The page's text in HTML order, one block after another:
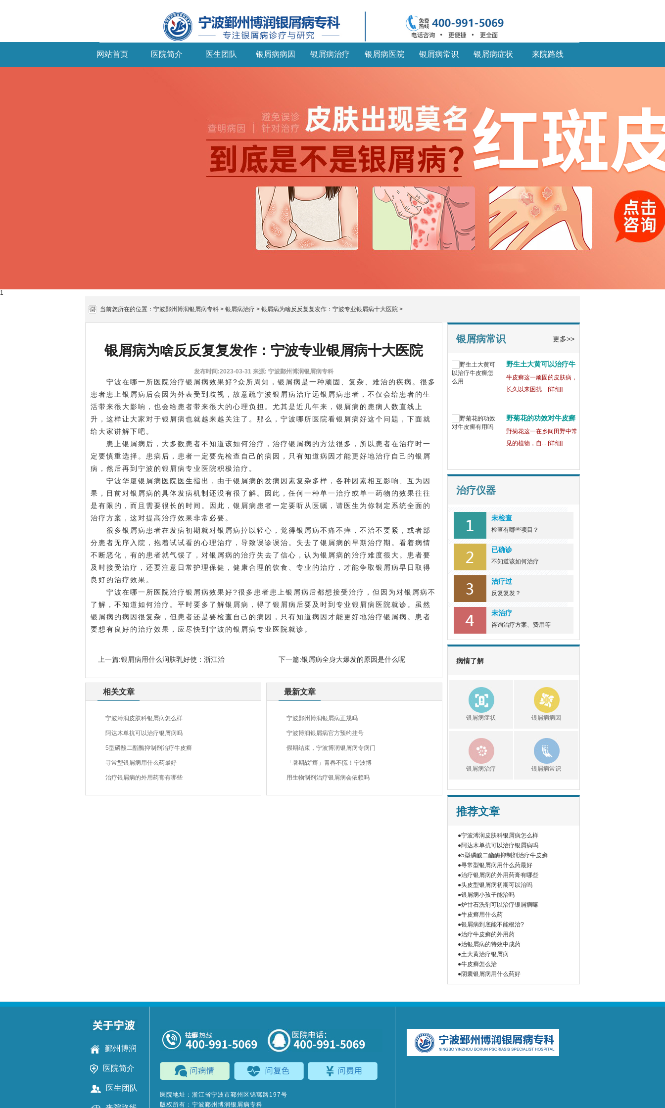
网站首页 医院简介 医生团队 银屑病病因 银屑病治疗 银屑病医院 银屑病常识 银屑病症状 来院路线
1
当前您所在的位置： 宁波鄞州博润银屑病专科 > 银屑病治疗 > 银屑病为啥反反复复发作：宁波专业银屑病十大医院 >
银屑病为啥反反复复发作：宁波专业银屑病十大医院
发布时间:2023-03-31 来源: 宁波鄞州博润银屑病专科
宁波在哪一所医院治疗银屑病效果好?众所周知，银屑病是一种顽固、复杂、难治的疾病。很多
患者患上银屑病后会因为外表受到歧视，故意疏宁波银屑病治疗远银屑病患者，不仅会给患者的生
活带来很大影响，也会给患者带来很大的心理负担。尤其是近几年来，银屑病的患病人数直线上
升，这样让大家对于银屑病也就越来越关注了。那么，宁波哪所医院看银屑病好这个问题，下面就
给大家讲解下吧。
患上银屑病后，大多数患者不知道该如何治疗，治疗银屑病的方法很多，所以患者在治疗时一
定要慎重选择。患病后，患者一定要先检查自己的病因，只有知道病因才能更好地治疗自己的银屑
病，然后再到宁波的银屑病专业医院积极治疗。
宁波华厦银屑病医院医生指出，由于银屑病的发病因素复杂多样，各种因素相互影响、互为因
果，目前对银屑病的具体发病机制还没有很了解。因此，任何一种单一治疗或单一药物的效果往往
是有限的，而且需要很长的时间。因此，银屑病患者一定要听从医嘱，请医生为你制定系统全面的
治疗方案，这对提高治疗效果非常必要。
很多银屑病患者在发病初期就对银屑病掉以轻心，觉得银屑病不痛不痒，不治不要紧，或者部
分患者无序入院，抱着试试看的心理治疗，导致误诊误治。失去了银屑病的早期治疗期。看着病情
不断恶化，有的患者就气馁了，对银屑病的治疗失去了信心，认为银屑病的治疗难度很大。患者要
及时接受治疗，还要注意日常护理保健，健康合理的饮食、专业的治疗，才能争取银屑病早日取得
良好的治疗效果。
宁波在哪一所医院治疗银屑病效果好?很多患者患上银屑病后都想接受治疗，但因为对银屑病不
了解，不知道如何治疗。平时要多了解银屑病，得了银屑病后要及时到专业银屑病医院就诊。虽然
银屑病的病因很复杂，但患者还是要检查自己的病因，只有知道病因才能更好地治疗银屑病。患者
要想有良好的治疗效果，应尽快到宁波的银屑病专业医院就诊。
上一篇:银屑病用什么润肤乳好使：浙江治 下一篇:银屑病全身大爆发的原因是什么呢
相关文章
宁波溥润皮肤科银屑病怎么样
阿达木单抗可以治疗银屑病吗
5型磷酸二酯酶抑制剂治疗牛皮癣
寻常型银屑病用什么药最好
治疗银屑病的外用药膏有哪些
最新文章
宁波鄞州博润银屑病正规吗
宁波博润银屑病官方预约挂号
假期结束，宁波博润银屑病专病门
「暑期战"癣」青春不慌！宁波博
用生物制剂治疗银屑病会依赖吗
银屑病常识 更多>>
银屑病这一复杂的皮肤病，
常常让患者们... [详细]
野生土大黄可以治疗牛
牛皮癣这一顽固的皮肤病，
长久以来困扰... [详细]
野菊花的功效对牛皮癣
野菊花这一在乡间田野中常
见的植物，自... [详细]
治疗仪器
未检查
检查有哪些项目？
已确诊
不知道该如何治疗
治疗过
反复复发？
未治疗
咨询治疗方案、费用等
病情了解
银屑病症状 银屑病病因
银屑病治疗 银屑病常识
推荐文章
●宁波溥润皮肤科银屑病怎么样
●阿达木单抗可以治疗银屑病吗
●5型磷酸二酯酶抑制剂治疗牛皮癣
●寻常型银屑病用什么药最好
●治疗银屑病的外用药膏有哪些
●头皮型银屑病初期可以治吗
●银屑病小孩子能治吗
●炉甘石洗剂可以治疗银屑病嘛
●牛皮癣用什么药
●银屑病到底能不能根治?
●治疗牛皮癣的外用药
●治银屑病的特效中成药
●土大黄治疗银屑病
●牛皮癣怎么治
●阴囊银屑病用什么药好
鄞州博润
医院简介
医生团队
医院地址：浙江省宁波市鄞州区锦寓路197号
版权所有：宁波鄞州博润银屑病专科